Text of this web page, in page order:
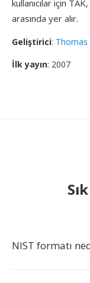
kullanıcılar için
arasında yer alır.
Geliştirici: Thomas
İlk yayın: 2007
NIST formatı